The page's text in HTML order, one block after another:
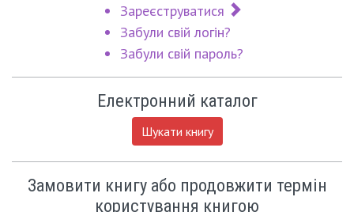
Зареєструватися
Забули свій логін?
Забули свій пароль?
Електронний каталог
Шукати книгу
Замовити книгу або продовжити термін
користування книгою